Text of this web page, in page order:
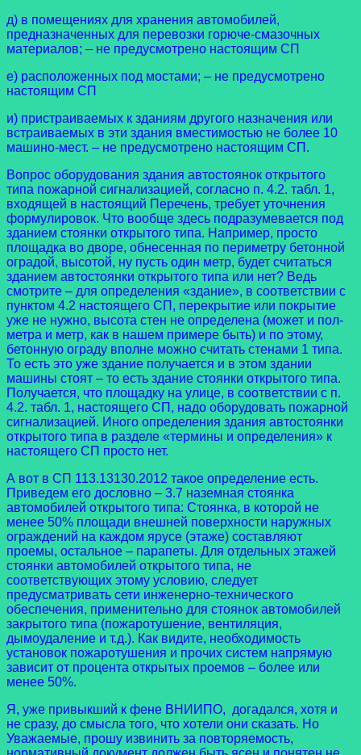
д) в помещениях для хранения автомобилей,
предназначенных для перевозки горюче-смазочных
материалов; – не предусмотрено настоящим СП
е) расположенных под мостами; – не предусмотрено
настоящим СП
и) пристраиваемых к зданиям другого назначения или
встраиваемых в эти здания вместимостью не более 10
машино-мест. – не предусмотрено настоящим СП.
Вопрос оборудования здания автостоянок открытого
типа пожарной сигнализацией, согласно п. 4.2. табл. 1,
входящей в настоящий Перечень, требует уточнения
формулировок. Что вообще здесь подразумевается под
зданием стоянки открытого типа. Например, просто
площадка во дворе, обнесенная по периметру бетонной
оградой, высотой, ну пусть один метр, будет считаться
зданием автостоянки открытого типа или нет? Ведь
смотрите – для определения «здание», в соответствии с
пунктом 4.2 настоящего СП, перекрытие или покрытие
уже не нужно, высота стен не определена (может и пол-
метра и метр, как в нашем примере быть) и по этому,
бетонную ограду вполне можно считать стенами 1 типа.
То есть это уже здание получается и в этом здании
машины стоят – то есть здание стоянки открытого типа.
Получается, что площадку на улице, в соответствии с п.
4.2. табл. 1, настоящего СП, надо оборудовать пожарной
сигнализацией. Иного определения здания автостоянки
открытого типа в разделе «термины и определения» к
настоящего СП просто нет.
А вот в СП 113.13130.2012 такое определение есть.
Приведем его дословно – 3.7 наземная стоянка
автомобилей открытого типа: Стоянка, в которой не
менее 50% площади внешней поверхности наружных
ограждений на каждом ярусе (этаже) составляют
проемы, остальное – парапеты. Для отдельных этажей
стоянки автомобилей открытого типа, не
соответствующих этому условию, следует
предусматривать сети инженерно-технического
обеспечения, применительно для стоянок автомобилей
закрытого типа (пожаротушение, вентиляция,
дымоудаление и т.д.). Как видите, необходимость
установок пожаротушения и прочих систем напрямую
зависит от процента открытых проемов – более или
менее 50%.
Я, уже привыкший к фене ВНИИПО, догадался, хотя и
не сразу, до смысла того, что хотели они сказать. Но
Уважаемые, прошу извинить за повторяемость,